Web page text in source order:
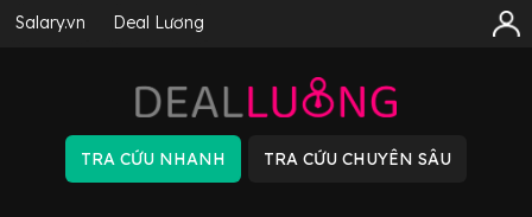
Salary.vn Deal Lương